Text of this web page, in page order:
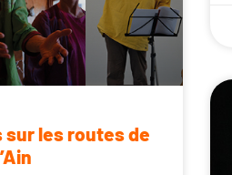
les routes de